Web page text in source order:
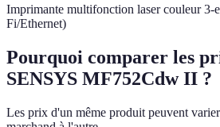
Imprimante multifonction laser couleur
Fi/Ethernet)
Pourquoi comparer les
SENSYS MF752Cdw II ?
Les prix d'un même produit peuvent